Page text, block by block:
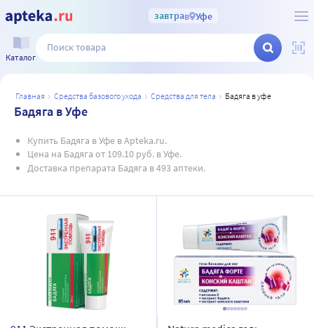
завтрав Уфе
Каталог
главная средства базового ухода средства для тела бадяга в уфе
Бадяга в Уфе
Купить Бадяга в Уфе в Apteka.ru.
Цена на Бадяга от 109.10 руб. в Уфе.
Доставка препарата Бадяга в 493 аптеки.